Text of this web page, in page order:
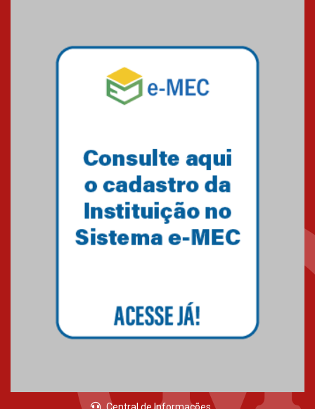
07.11.2024
Equipe de saltos ornamentais
do Mackenzie Brasília
Gravação do projeto “Mais de
31 mil vozes com a Palavra” é
realizado no Colégio
Mackenzie Brasília
25.10.2024
Brasília conquistam medalhas
em importantes competições
de Matemática
04.10.2024
Central de Informações